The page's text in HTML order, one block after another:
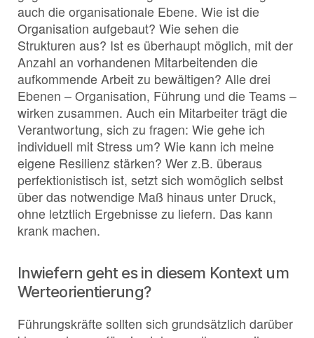
auch die organisationale Ebene. Wie ist die
Organisation aufgebaut? Wie sehen die
Strukturen aus? Ist es überhaupt möglich, mit der
Anzahl an vorhandenen Mitarbeitenden die
aufkommende Arbeit zu bewältigen? Alle drei
Ebenen – Organisation, Führung und die Teams –
wirken zusammen. Auch ein Mitarbeiter trägt die
Verantwortung, sich zu fragen: Wie gehe ich
individuell mit Stress um? Wie kann ich meine
eigene Resilienz stärken? Wer z.B. überaus
perfektionistisch ist, setzt sich womöglich selbst
über das notwendige Maß hinaus unter Druck,
ohne letztlich Ergebnisse zu liefern. Das kann
krank machen.
Inwiefern geht es in diesem Kontext um
Werteorientierung?
Führungskräfte sollten sich grundsätzlich darüber